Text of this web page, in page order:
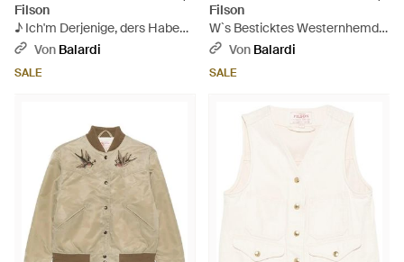
Filson
♪ Ich'm Derjenige, ders Habe
die Macht ♪ - Grün
Von Balardi
SALE
Filson
W`s Besticktes Westernhemd -
Natur
Von Balardi
SALE